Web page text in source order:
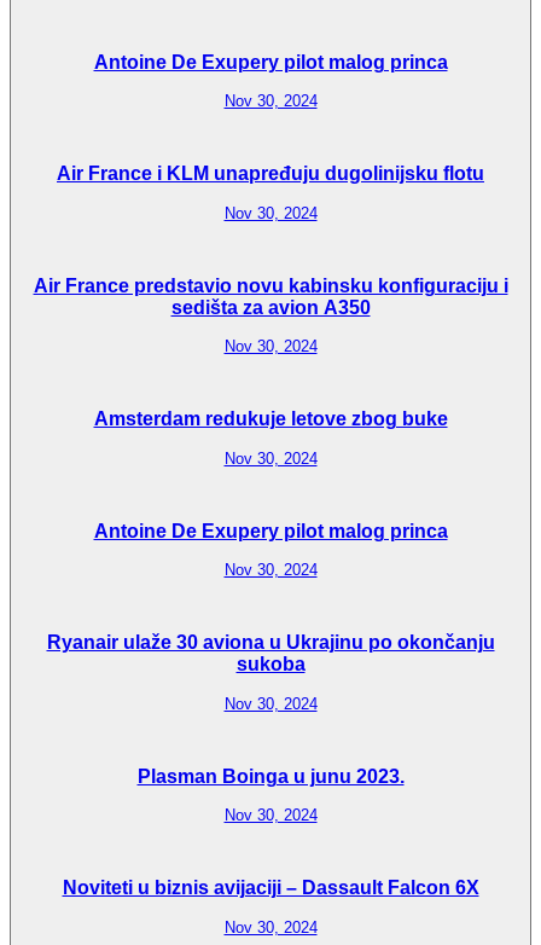
Antoine De Exupery pilot malog princa
Nov 30, 2024
Air France i KLM unapređuju dugolinijsku flotu
Nov 30, 2024
Air France predstavio novu kabinsku konfiguraciju i
sedišta za avion A350
Nov 30, 2024
Amsterdam redukuje letove zbog buke
Nov 30, 2024
Antoine De Exupery pilot malog princa
Nov 30, 2024
Ryanair ulaže 30 aviona u Ukrajinu po okončanju
sukoba
Nov 30, 2024
Plasman Boinga u junu 2023.
Nov 30, 2024
Noviteti u biznis avijaciji – Dassault Falcon 6X
Nov 30, 2024